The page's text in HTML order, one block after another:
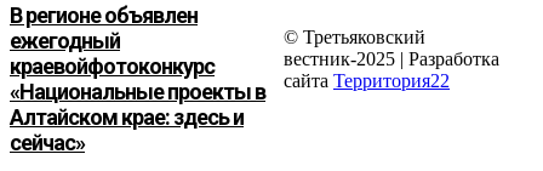
В регионе объявлен
ежегодный
краевойфотоконкурс
«Национальные проекты в
Алтайском крае: здесь и
сейчас»
© Третьяковский
вестник-2025 | Разработка
сайта Территория22